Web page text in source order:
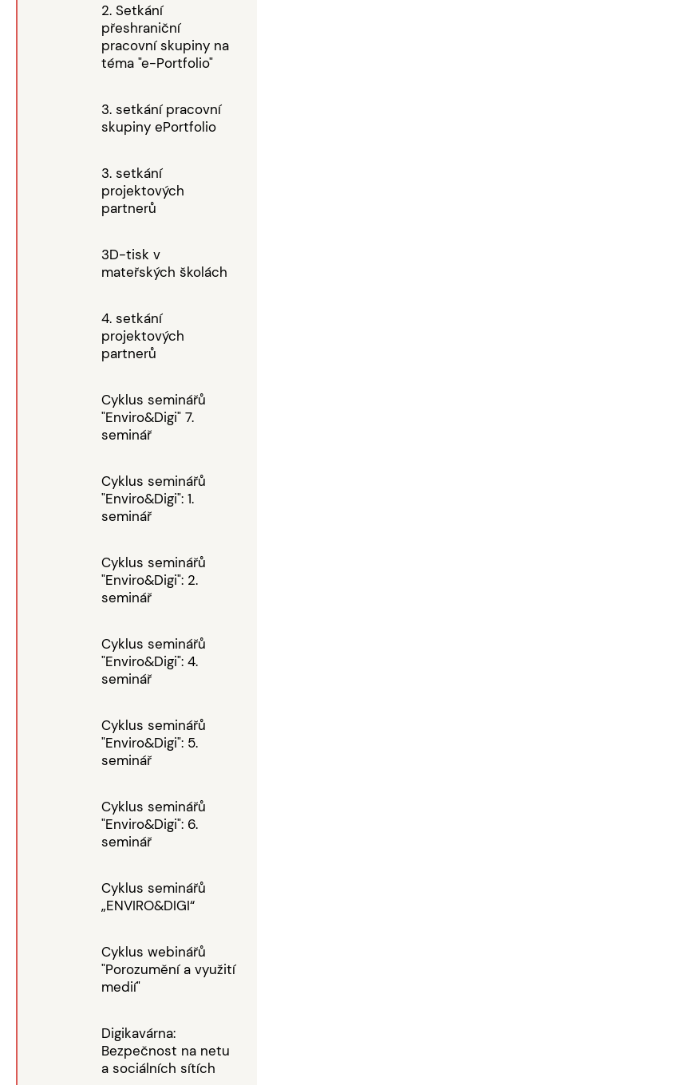
2. Setkání
přeshraniční
pracovní skupiny na
téma "e-Portfolio"
3. setkání pracovní
skupiny ePortfolio
3. setkání
projektových
partnerů
3D-tisk v
mateřských školách
4. setkání
projektových
partnerů
Cyklus seminářů
"Enviro&Digi" 7.
seminář
Cyklus seminářů
"Enviro&Digi": 1.
seminář
Cyklus seminářů
"Enviro&Digi": 2.
seminář
Cyklus seminářů
"Enviro&Digi": 4.
seminář
Cyklus seminářů
"Enviro&Digi": 5.
seminář
Cyklus seminářů
"Enviro&Digi": 6.
seminář
Cyklus seminářů
„ENVIRO&DIGI“
Cyklus webinářů
"Porozumění a využití
medií"
Digikavárna:
Bezpečnost na netu
a sociálních sítích